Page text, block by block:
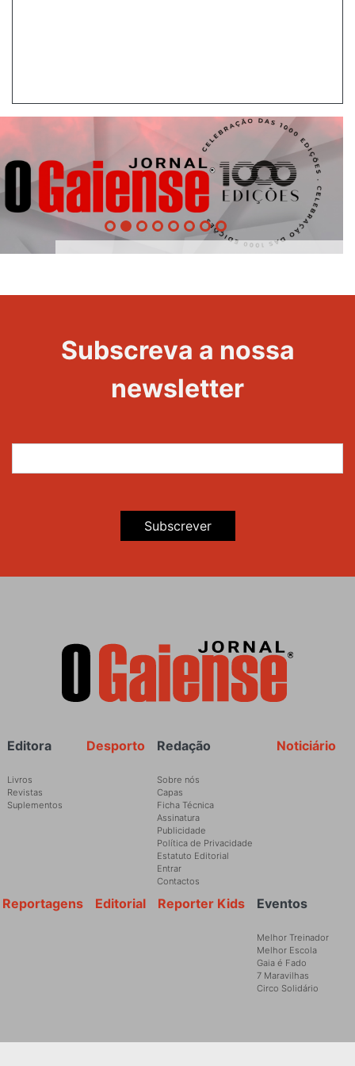
Evento
Subscreva a nossa
newsletter
Subscrever
Rodapé Noticiário
Redação
Sobre nós
Capas
Ficha Técnica
Assinatura
Publicidade
Política de Privacidade
Estatuto Editorial
Entrar
Contactos
Desporto
Editora
Livros
Revistas
Suplementos
Eventos
Melhor Treinador
Melhor Escola
Gaia é Fado
7 Maravilhas
Circo Solidário
Reporter Kids
Editorial
Reportagens